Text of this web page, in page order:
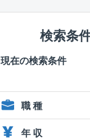
検索条
現在の検索条件
職 種
年 収